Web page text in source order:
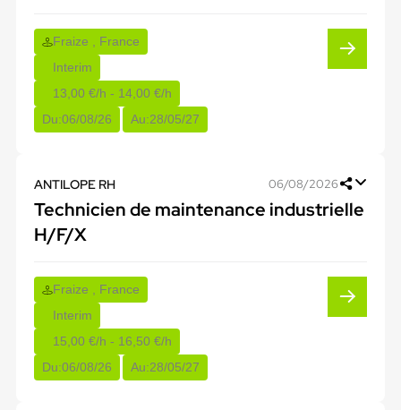
Fraize , France
Interim
13,00 €/h - 14,00 €/h
Du:06/08/26 Au:28/05/27
ANTILOPE RH 06/08/2026
Technicien de maintenance industrielle
H/F/X
Fraize , France
Interim
15,00 €/h - 16,50 €/h
Du:06/08/26 Au:28/05/27